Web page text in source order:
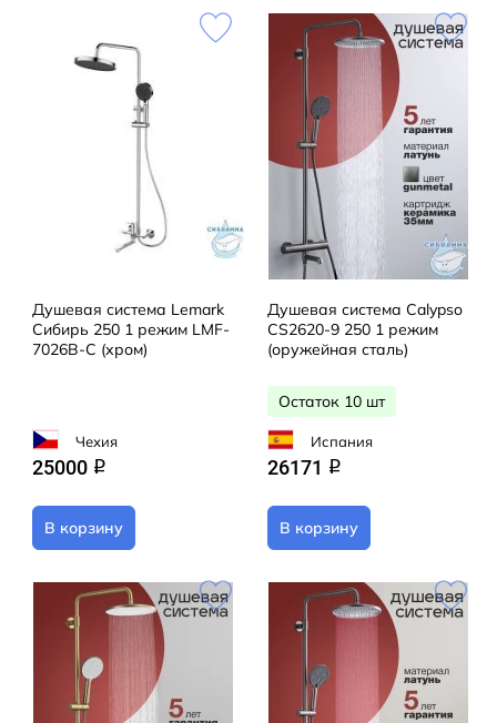
Душевая система Lemark
Сибирь 250 1 режим LMF-
7026B-C (хром)
Чехия
25000 q
В корзину
Душевая система Calypso
CS2620-9 250 1 режим
(оружейная сталь)
Остаток 10 шт
Испания
26171 q
В корзину